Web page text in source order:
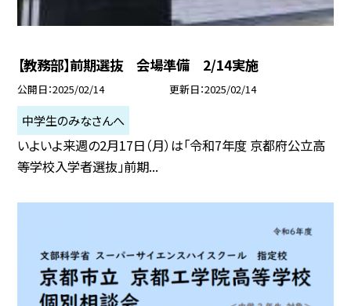
【教務部】前期選抜 会場準備 2/14実施
公開日 2025/02/14 更新日 2025/02/14
中学生のみなさんへ
いよいよ来週の2月17日（月）は「令和7年度 京都府公立高
等学校入学者選抜」前期...